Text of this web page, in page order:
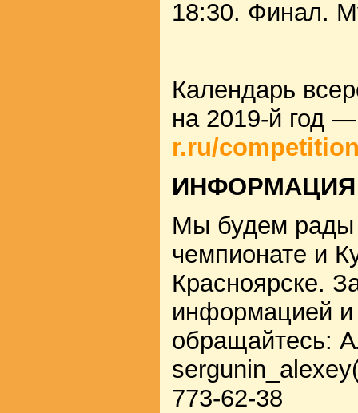
18:30. Финал.
Календарь
на 2019-й год
r.ru/
Мы будем рады
чемпионате и
Красноярске.
информацией
обращайтесь:
773-62-38